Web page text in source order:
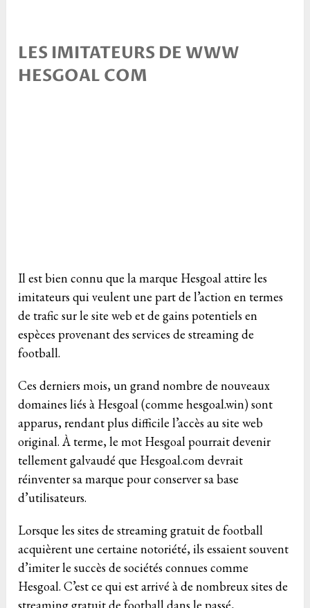
LES IMITATEURS DE WWW
HESGOAL COM
Il est bien connu que la marque Hesgoal attire les
imitateurs qui veulent une part de l’action en termes
de trafic sur le site web et de gains potentiels en
espèces provenant des services de streaming de
football.
Ces derniers mois, un grand nombre de nouveaux
domaines liés à Hesgoal (comme hesgoal.win) sont
apparus, rendant plus difficile l’accès au site web
original. À terme, le mot Hesgoal pourrait devenir
tellement galvaudé que Hesgoal.com devrait
réinventer sa marque pour conserver sa base
d’utilisateurs.
Lorsque les sites de streaming gratuit de football
acquièrent une certaine notoriété, ils essaient souvent
d’imiter le succès de sociétés connues comme
Hesgoal. C’est ce qui est arrivé à de nombreux sites de